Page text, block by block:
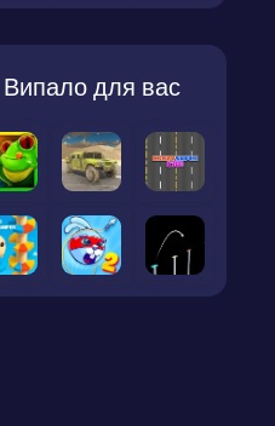
Випало для вас